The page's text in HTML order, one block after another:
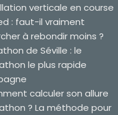
verticale en course
: faut-il vraiment
à rebondir moins ?
de Séville : le
le plus rapide
calculer son allure
? La méthode pour